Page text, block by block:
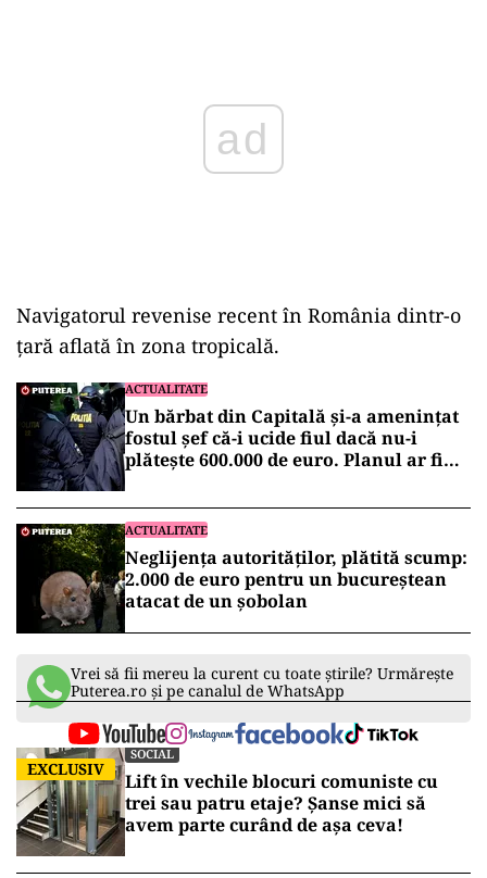
Navigatorul revenise recent în România dintr-o
ţară aflată în zona tropicală.
ACTUALITATE
Un bărbat din Capitală și-a amenințat
fostul șef că-i ucide fiul dacă nu-i
plătește 600.000 de euro. Planul ar fi
ACTUALITATE
Neglijența autorităților, plătită scump:
2.000 de euro pentru un bucureștean
atacat de un șobolan
Vrei să fii mereu la curent cu toate știrile? Urmărește
Puterea.ro și pe canalul de WhatsApp
EXCLUSIV
SOCIAL
Lift în vechile blocuri comuniste cu
trei sau patru etaje? Șanse mici să
avem parte curând de așa ceva!